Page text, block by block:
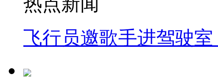
飞行员邀歌手进驾驶